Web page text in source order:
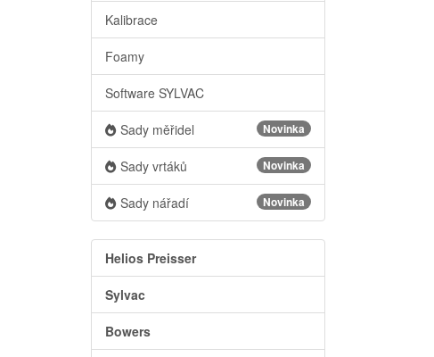
Kalibrace
Foamy
Software SYLVAC
Sady měřidel Novinka
Sady vrtáků Novinka
Sady nářadí Novinka
Helios Preisser
Sylvac
Bowers